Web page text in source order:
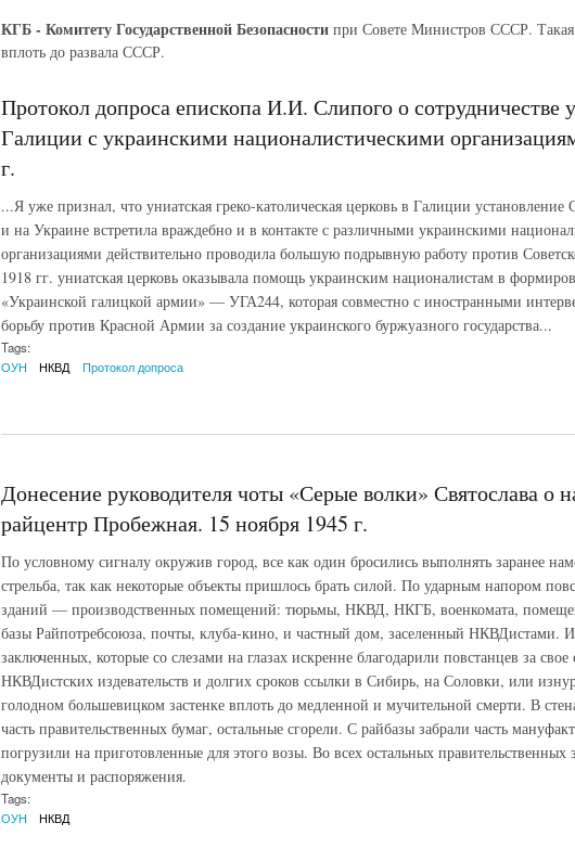
КГБ - Комитету Государственной Безопасности при Совете Министров СССР. Такая
вплоть до развала СССР.
Протокол допроса епископа И.И. Слипого о сотрудничестве
Галиции с украинскими националистическими
г.
...Я уже признал, что униатская греко-католическая церковь в Галиции установление
и на Украине встретила враждебно и в контакте с различными украинскими
организациями действительно проводила большую подрывную работу против
1918 гг. униатская церковь оказывала помощь украинским националистам в
«Украинской галицкой армии» — УГА244, которая совместно с иностранными
борьбу против Красной Армии за создание украинского буржуазного государства...
Tags:
ОУН
НКВД Протокол допроса
Донесение руководителя чоты «Серые волки» Святослава о
райцентр Пробежная. 15 ноября 1945 г.
По условному сигналу окружив город, все как один бросились выполнять заранее
стрельба, так как некоторые объекты пришлось брать силой. По ударным напором
зданий — производственных помещений: тюрьмы, НКВД, НКГБ, военкомата,
базы Райпотребсоюза, почты, клуба-кино, и частный дом, заселенный НКВДистами.
заключенных, которые со слезами на глазах искренне благодарили повстанцев за
НКВДистских издевательств и долгих сроков ссылки в Сибирь, на Соловки, или
голодном большевицком застенке вплоть до медленной и мучительной смерти. В
часть правительственных бумаг, остальные сгорели. С райбазы забрали часть
погрузили на приготовленные для этого возы. Во всех остальных правительственных
документы и распоряжения.
Tags:
ОУН
НКВД